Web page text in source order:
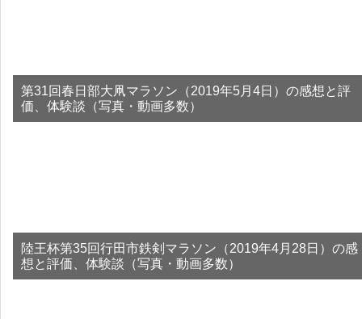
第31回春日部大凧マラソン（2019年5月4日）の感想と評
価、体験談（写真・動画多数）
陸王杯第35回行田市鉄剣マラソン（2019年4月28日）の感
想と評価、体験談（写真・動画多数）